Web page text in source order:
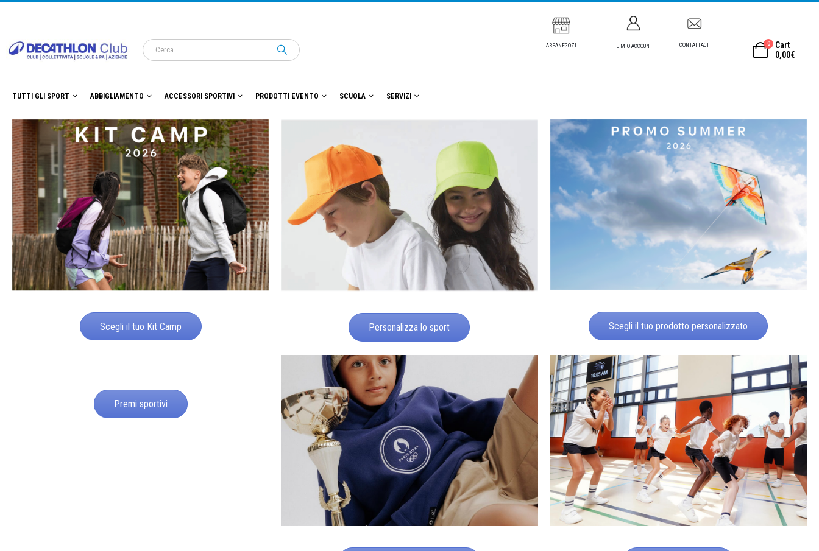
AREANEGOZI IL MIO ACCOUNT CONTATTACI 0
Cart
0,00€
TUTTI GLI SPORT ABBIGLIAMENTO ACCESSORI SPORTIVI PRODOTTI EVENTO SCUOLA SERVIZI
Scegli il tuo Kit Camp Personalizza lo sport Scegli il tuo prodotto personalizzato
Premi sportivi